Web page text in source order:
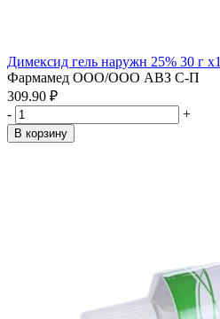
Димексид гель наружн 25% 30 г x1
Фармамед ООО/ООО АВЗ С-П
309.90 ₽
-
+
В корзину